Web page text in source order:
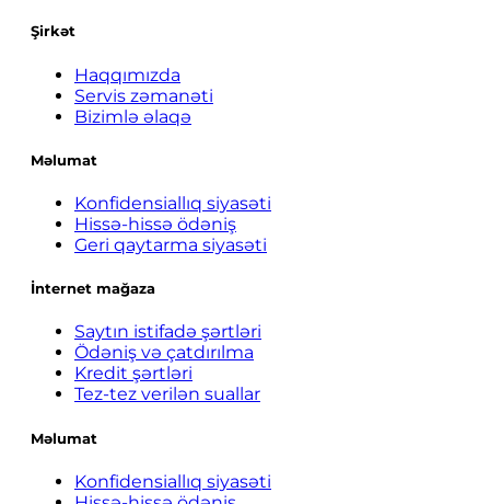
Şirkət
Haqqımızda
Servis zəmanəti
Bizimlə əlaqə
Məlumat
Konfidensiallıq siyasəti
Hissə-hissə ödəniş
Geri qaytarma siyasəti
İnternet mağaza
Saytın istifadə şərtləri
Ödəniş və çatdırılma
Kredit şərtləri
Tez-tez verilən suallar
Məlumat
Konfidensiallıq siyasəti